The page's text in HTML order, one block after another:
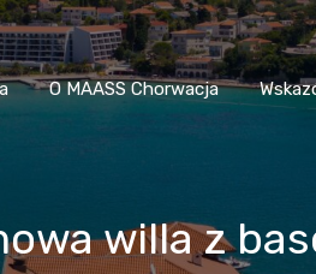
O MAASS Chorwacja
O MAASS Chorwacja
willa z